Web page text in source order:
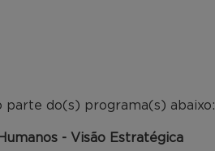
parte do(s) programa(s) abaixo:
- Visão Estratégica